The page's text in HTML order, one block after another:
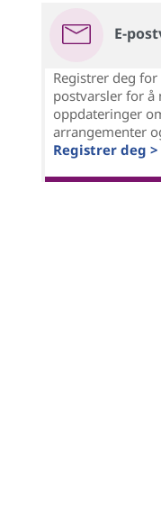
E-
Registrer deg for
postvarsler for
oppdateringer
arrangementer
Registrer deg >